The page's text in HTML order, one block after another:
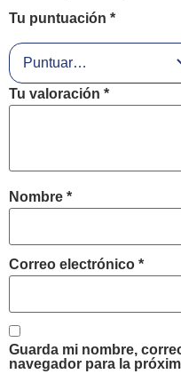
Tu puntuación *
Tu valoración *
Nombre *
Correo electrónico *
Guarda mi nombre,
navegador para la